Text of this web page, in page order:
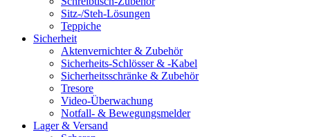
Sitz-/Steh-Lösungen
Teppiche
Sicherheit
Aktenvernichter & Zubehör
Sicherheits-Schlösser & -Kabel
Sicherheitsschränke & Zubehör
Tresore
Video-Überwachung
Notfall- & Bewegungsmelder
Lager & Versand